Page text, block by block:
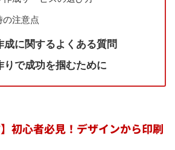
注意点
成に関するよくある質問
りで成功を掴むために
】初心者必見！デザインから印刷